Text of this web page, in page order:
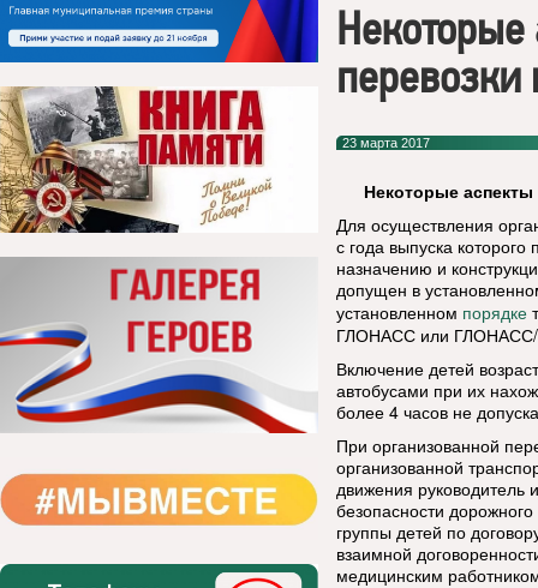
Некоторые
перевозки
23 марта 2017
Некоторые аспекты
Для осуществления
с года выпуска
назначению и
допущен в
установленном порядке
ГЛОНАСС или ГЛОНАСС/
Включение детей
автобусами при их
более 4 часов не
При организованной
организованной
движения руководитель
безопасности
группы детей по
взаимной
медицинским